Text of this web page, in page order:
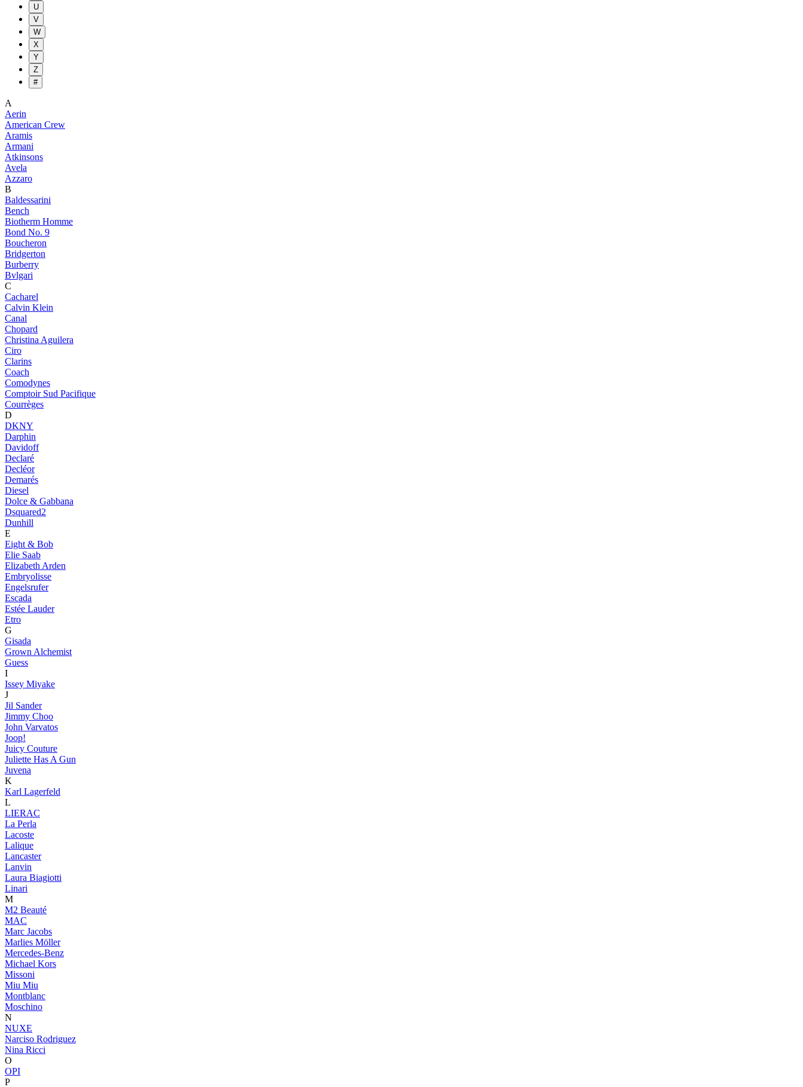
U
V
W
X
Y
Z
#
A
Aerin
American Crew
Aramis
Armani
Atkinsons
Avela
Azzaro
B
Baldessarini
Bench
Biotherm Homme
Bond No. 9
Boucheron
Bridgerton
Burberry
Bvlgari
C
Cacharel
Calvin Klein
Canal
Chopard
Christina Aguilera
Ciro
Clarins
Coach
Comodynes
Comptoir Sud Pacifique
Courrèges
D
DKNY
Darphin
Davidoff
Declaré
Decléor
Demarés
Diesel
Dolce & Gabbana
Dsquared2
Dunhill
E
Eight & Bob
Elie Saab
Elizabeth Arden
Embryolisse
Engelsrufer
Escada
Estée Lauder
Etro
G
Gisada
Grown Alchemist
Guess
I
Issey Miyake
J
Jil Sander
Jimmy Choo
John Varvatos
Joop!
Juicy Couture
Juliette Has A Gun
Juvena
K
Karl Lagerfeld
L
LIERAC
La Perla
Lacoste
Lalique
Lancaster
Lanvin
Laura Biagiotti
Linari
M
M2 Beauté
MAC
Marc Jacobs
Marlies Möller
Mercedes-Benz
Michael Kors
Missoni
Miu Miu
Montblanc
Moschino
N
NUXE
Narciso Rodriguez
Nina Ricci
O
OPI
P